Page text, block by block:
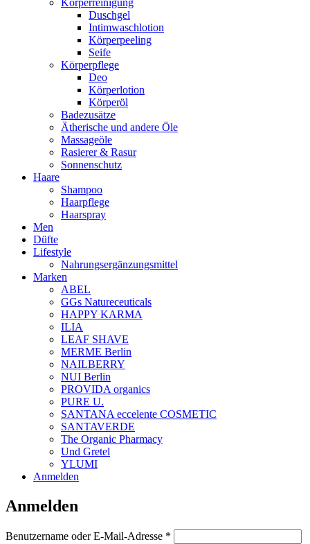
Körperreinigung
Duschgel
Intimwaschlotion
Körperpeeling
Seife
Körperpflege
Deo
Körperlotion
Körperöl
Badezusätze
Ätherische und andere Öle
Massageöle
Rasierer & Rasur
Sonnenschutz
Haare
Shampoo
Haarpflege
Haarspray
Men
Düfte
Lifestyle
Nahrungsergänzungsmittel
Marken
ABEL
GGs Natureceuticals
HAPPY KARMA
ILIA
LEAF SHAVE
MERME Berlin
NAILBERRY
NUI Berlin
PROVIDA organics
PURE U.
SANTANA eccelente COSMETIC
SANTAVERDE
The Organic Pharmacy
Und Gretel
YLUMI
Anmelden
Anmelden
Benutzername oder E-Mail-Adresse *